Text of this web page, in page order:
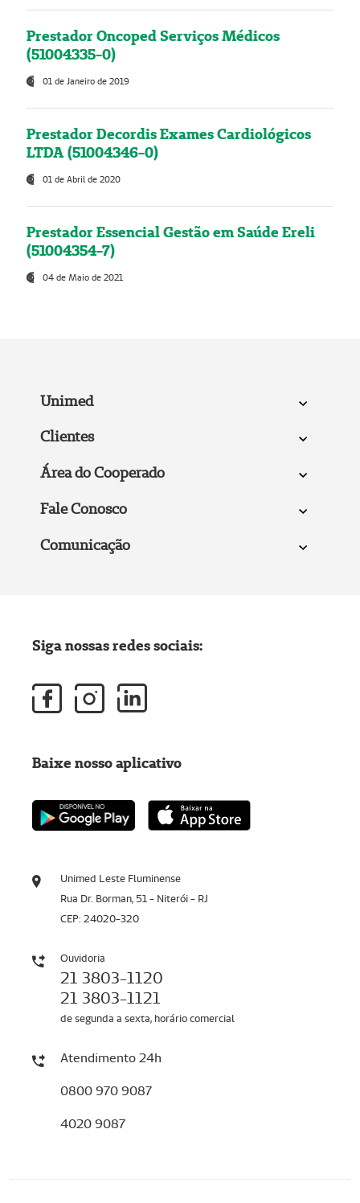
Prestador Oncoped Serviços Médicos
(51004335-0)
01 de Janeiro de 2019
Prestador Decordis Exames Cardiológicos
LTDA (51004346-0)
01 de Abril de 2020
Prestador Essencial Gestão em Saúde Ereli
(51004354-7)
04 de Maio de 2021
Unimed
Clientes
Área do Cooperado
Fale Conosco
Comunicação
Unimed Leste Fluminense
Rua Dr. Borman, 51 - Niterói - RJ
CEP: 24020-320
Ouvidoria
21 3803-1120
21 3803-1121
de segunda a sexta, horário comercial
Atendimento 24h
0800 970 9087
4020 9087
Siga nossas redes sociais:
Baixe nosso aplicativo